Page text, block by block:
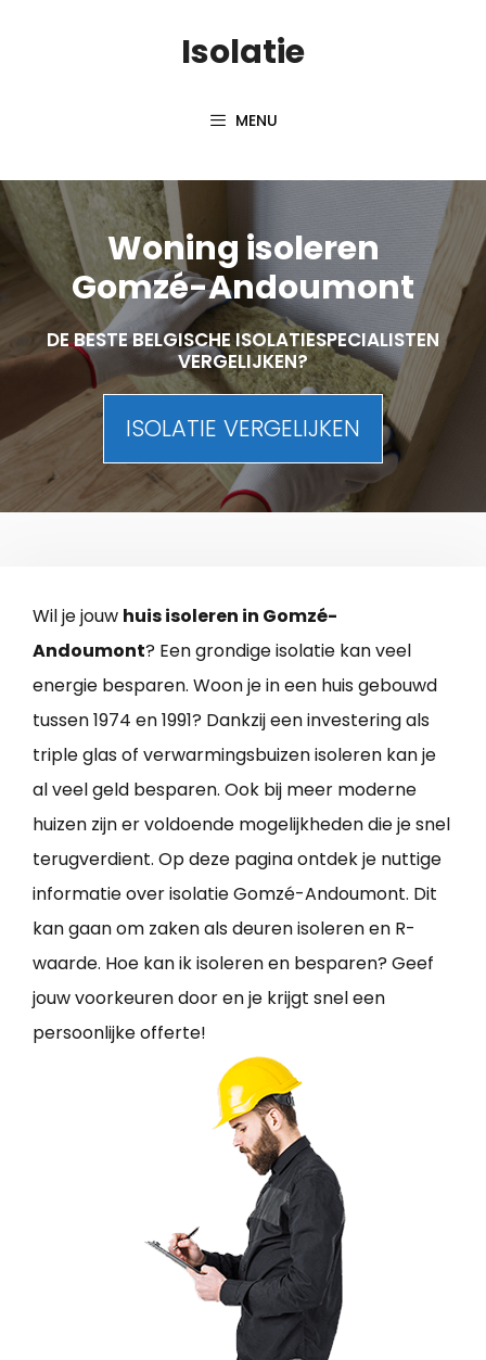
Isolatie
MENU
Woning isoleren
Gomzé-Andoumont
DE BESTE BELGISCHE ISOLATIESPECIALISTEN
VERGELIJKEN?
ISOLATIE VERGELIJKEN
Wil je jouw huis isoleren in Gomzé-
Andoumont? Een grondige isolatie kan veel
energie besparen. Woon je in een huis gebouwd
tussen 1974 en 1991? Dankzij een investering als
triple glas of verwarmingsbuizen isoleren kan je
al veel geld besparen. Ook bij meer moderne
huizen zijn er voldoende mogelijkheden die je snel
terugverdient. Op deze pagina ontdek je nuttige
informatie over isolatie Gomzé-Andoumont. Dit
kan gaan om zaken als deuren isoleren en R-
waarde. Hoe kan ik isoleren en besparen? Geef
jouw voorkeuren door en je krijgt snel een
persoonlijke offerte!